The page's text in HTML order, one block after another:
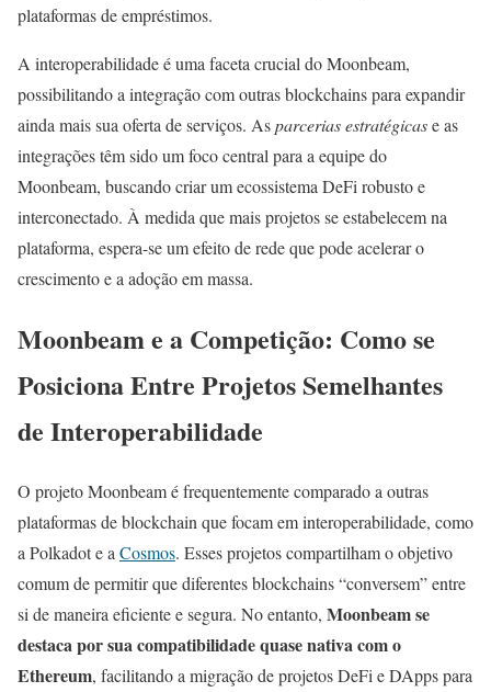
plataformas de empréstimos.
A interoperabilidade é uma faceta crucial do Moonbeam,
possibilitando a integração com outras blockchains para expandir
ainda mais sua oferta de serviços. Asparcerias estratégicase as
integrações têm sido um foco central para a equipe do
Moonbeam, buscando criar um ecossistema DeFi robusto e
interconectado. À medida que mais projetos se estabelecem na
plataforma, espera-se um efeito de rede que pode acelerar o
crescimento e a adoção em massa.
Moonbeam e a Competição: Como se
Posiciona Entre Projetos Semelhantes
de Interoperabilidade
O projeto Moonbeam é frequentemente comparado a outras
plataformas de blockchain que focam em interoperabilidade, como
a Polkadot e a Cosmos. Esses projetos compartilham o objetivo
comum de permitir que diferentes blockchains “conversem” entre
si de maneira eficiente e segura. No entanto, Moonbeam se
destaca por sua compatibilidade quase nativa com o
Ethereum, facilitando a migração de projetos DeFi e DApps para